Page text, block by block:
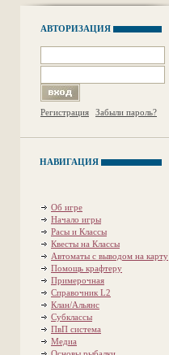
АВТОРИЗАЦИЯ
Регистрация Забыли пароль?
НАВИГАЦИЯ
Об игре
Начало игры
Расы и Классы
Квесты на Классы
Автоматы с выводом на карту
Помощь крафтеру
Примерочная
Справочник L2
Клан/Альянс
Субклассы
ПвП система
Медиа